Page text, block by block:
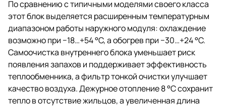
По сравнению с типичными моделями своего класса
этот блок выделяется расширенным температурным
диапазоном работы наружного модуля: охлаждение
возможно при −18…+54 °C, а обогрев при −30…+24 °C.
Самоочистка внутреннего блока уменьшает риск
появления запахов и поддерживает эффективность
теплообменника, а фильтр тонкой очистки улучшает
качество воздуха. Дежурное отопление 8 °C сохранит
тепло в отсутствие жильцов, а увеличенная длина